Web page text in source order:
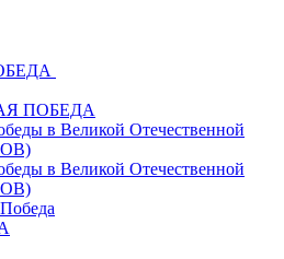
ПОБЕДА
в Великой Отечественной
в Великой Отечественной